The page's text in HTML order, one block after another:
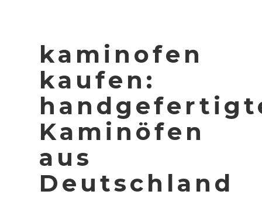
kaminofen
kaufen:
Kaminöfen
aus
Deutschland